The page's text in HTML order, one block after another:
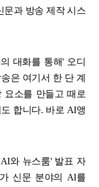
문과 방송 제작 시스
대화를 통해' 오디
은 여기서 한 단 계
요소를 만들고 때로
합니다. 바로 AI앵
와 뉴스룸' 발표 자
신문 분야의 AI를